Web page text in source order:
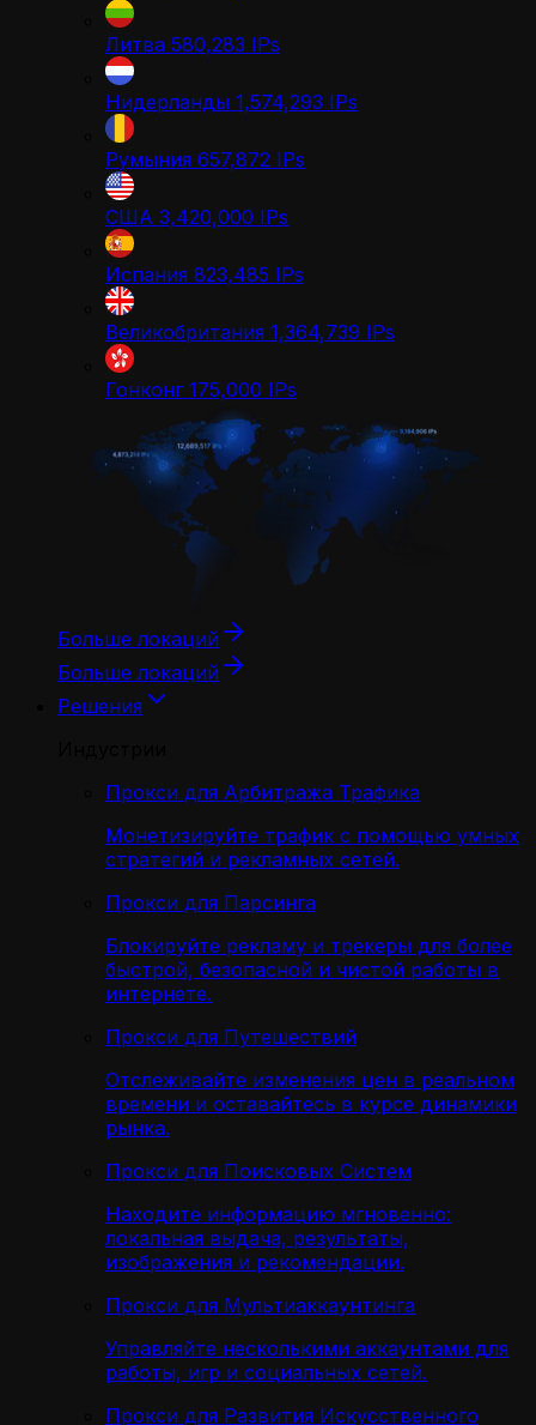
Литва 580,283 IPs
Нидерланды 1,574,293 IPs
Румыния 657,872 IPs
США 3,420,000 IPs
Испания 823,485 IPs
Великобритания 1,364,739 IPs
Гонконг 175,000 IPs
Больше локаций
Больше локаций
Решения
Прокси для Арбитража Трафика
Монетизируйте трафик с помощью умных
стратегий и рекламных сетей.
Прокси для Парсинга
Блокируйте рекламу и трекеры для более
быстрой, безопасной и чистой работы в
интернете.
Прокси для Путешествий
Отслеживайте изменения цен в реальном
времени и оставайтесь в курсе динамики
рынка.
Прокси для Поисковых Систем
Находите информацию мгновенно:
локальная выдача, результаты,
изображения и рекомендации.
Прокси для Мультиаккаунтинга
Управляйте несколькими аккаунтами для
работы, игр и социальных сетей.
Прокси для Развития Искусственного